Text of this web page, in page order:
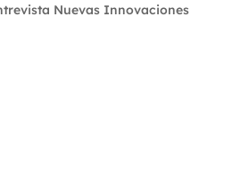
Nuevas Innovaciones